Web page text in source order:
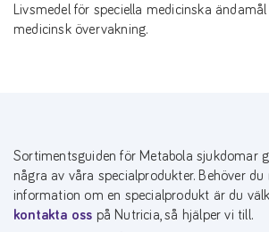
Livsmedel för speciella medicinska
medicinsk övervakning.
Sortimentsguiden för Metabola sjukdomar
några av våra specialprodukter. Behöver du
information om en specialprodukt är du
kontakta oss på Nutricia, så hjälper vi till.